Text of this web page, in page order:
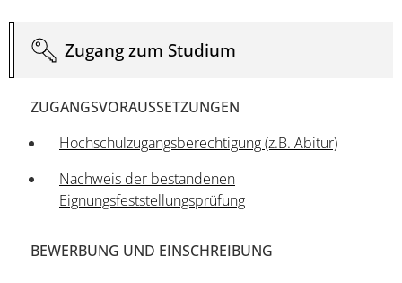
Zugang zum Studium
ZUGANGSVORAUSSETZUNGEN
Hochschulzugangsberechtigung (z.B. Abitur)
Nachweis der bestandenen
Eignungsfeststellungsprüfung
BEWERBUNG UND EINSCHREIBUNG